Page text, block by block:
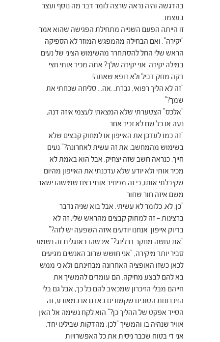
בהדגשה והיה נראה שרצה לומר דבר מה נוסף ועצר
בעצמו.
זו הייתה הפעם השנייה מתחילת הפגישה שהוא אמר:
"יקירה", ואם הבחילה מהמפגש המוזר לא הספיקה
הראש שלי החל להסתחרר מהשימוש הציני של נעים
במילה יקירה. אני יקירה שלך? אתה מכיר אותי חצי
דקה מחק דביל ולא רופא שאתה!
"זה לא הליך רפואי, גברת…אה… סליחה שכחתי את
שמך?"
"אלכס" הצטערתי שלא המצאתי לעצמי איזה דנה,
נעה או כל שם לא זכיר אחר.
"זה כמו לעדכן את האייפון או למחוק קבצים שלא
בשימוש מהמחשב. את זה עשית לאחרונה?" נעים
חייך, כנראה חשב שזה יצחיק, אבל הוא באמת לא
מכיר אותי ולא יודע שלא עדכנתי את האייפון מהיום
שקיבלתי אותו, כי זה מפחיד אותי רצח שמישהו ישאב
משם איזה חור שחור.
"כן, לא, כלומר לא עשיתי. אבל בוא שניה נדבר
ברצינות – זה למחוק קבצים מהראש שלי, זה לא
בדיוק אייפון. אנחנו יודעים איזה השפעה יש לזה?"
"את עושה מחקר דרלינג?" איכשהו באנגלית זה נשמע
סביר יותר מיקירה, "אני חושש שרוב האנשים מגיעים
לכאן כשזו האופציה האחרונה מבחינתם ולא כי ממש
בא להם לבצע מחיקה. הם עומדים להמשיך את
חייהם מבלי הזיכרון שמכאיב להם כל כך, אבל גם בלי
הזיכרונות הטובים שקשורים באדם או במאורע, זה
הסייד אפקט של ההליך כן?" הוא לקח נשימה אל האין
אוויר שנהיה בו והמשיך "לכן, מהדקות שבילינו יחד,
אני די בטוח שכבר ניסית את כל האפשרויות